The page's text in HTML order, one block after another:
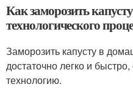
Как заморозить
технологического
Заморозить капусту в
достаточно легко и
технологию.